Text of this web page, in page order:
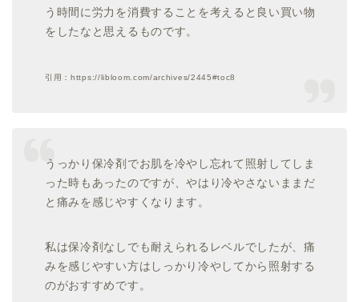
う時間に労力を消費することを考えると良い買い物
をしたなと思えるものです。
引用：https://libloom.com/archives/2445#toc8
うっかり保冷剤でお肌を冷やし忘れて照射してしま
った時もあったのですが、やはり冷やさないままだ
と痛みを感じやすくなります。
私は保冷剤なしでも耐えられるレベルでしたが、痛
みを感じやすい方はしっかり冷やしてから照射する
のがおすすめです。